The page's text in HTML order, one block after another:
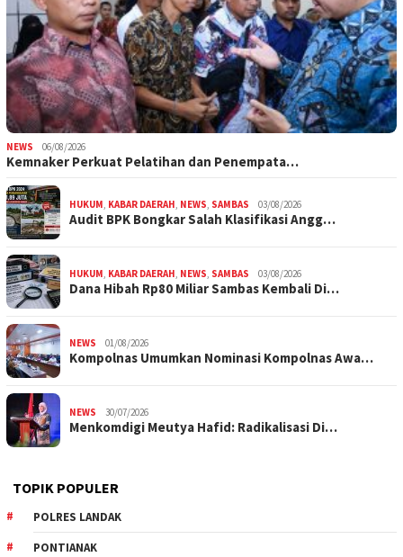
NEWS 06/08/2026
Kemnaker Perkuat Pelatihan dan Penempata…
HUKUM, KABAR DAERAH, NEWS, SAMBAS 03/08/2026
Audit BPK Bongkar Salah Klasifikasi Angg…
HUKUM, KABAR DAERAH, NEWS, SAMBAS 03/08/2026
Dana Hibah Rp80 Miliar Sambas Kembali Di…
NEWS 01/08/2026
Kompolnas Umumkan Nominasi Kompolnas Awa…
NEWS 30/07/2026
Menkomdigi Meutya Hafid: Radikalisasi Di…
TOPIK POPULER
POLRES LANDAK
PONTIANAK